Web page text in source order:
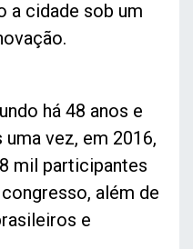
a cidade sob um
há 48 anos e
vez, em 2016,
mil participantes
além de
e